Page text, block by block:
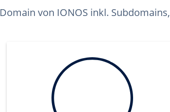
Domain von IONOS inkl.